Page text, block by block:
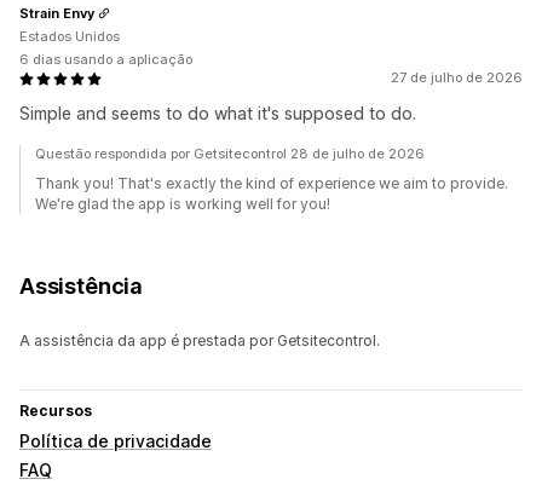
27 de julho de 2026
Simple and seems to do what it's supposed to do.
Strain Envy
Estados Unidos
6 dias usando a aplicação
Questão respondida por Getsitecontrol 28 de julho de 2026
Thank you! That's exactly the kind of experience we aim to provide.
We're glad the app is working well for you!
Assistência
A assistência da app é prestada por Getsitecontrol.
Recursos
Política de privacidade
FAQ